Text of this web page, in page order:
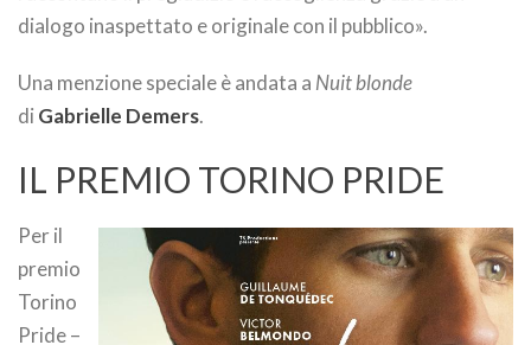
dialogo inaspettato e originale con il pubblico».
Una menzione speciale è andata a Nuit blonde
di Gabrielle Demers.
IL PREMIO TORINO PRIDE
Per il
premio
Torino
Pride –